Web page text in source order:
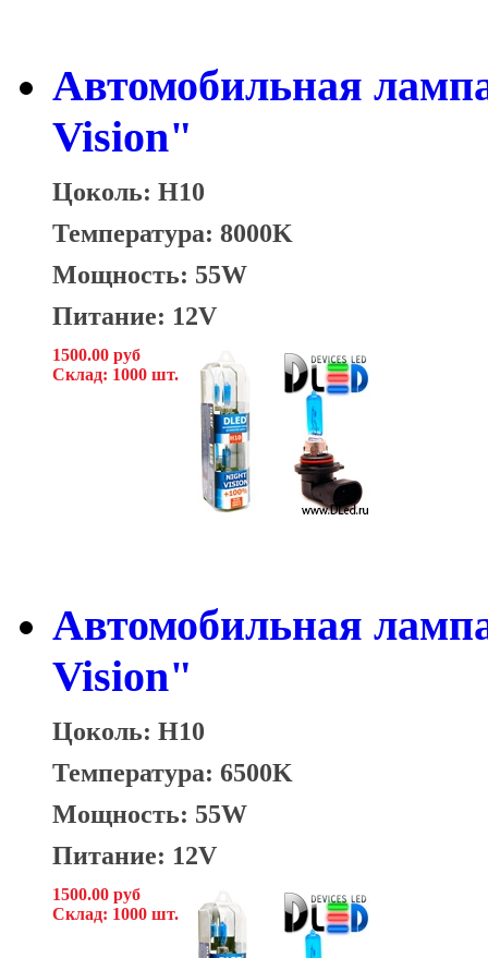
Автомобильная
Vision"
Цоколь: H10
Температура: 8000K
Мощность: 55W
Питание: 12V
1500.00 руб
Склад: 1000 шт.
Автомобильная
Vision"
Цоколь: H10
Температура: 6500K
Мощность: 55W
Питание: 12V
1500.00 руб
Склад: 1000 шт.